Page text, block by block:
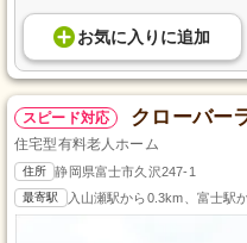
お気に入り に追加
スピード対応 クローバー
住宅型有料老人ホーム
住所 静岡県富士市久沢247-1
最寄駅 入山瀬駅から0.3km、富士駅